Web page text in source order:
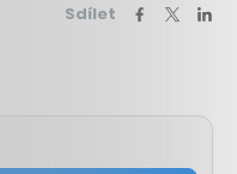
Sdílet